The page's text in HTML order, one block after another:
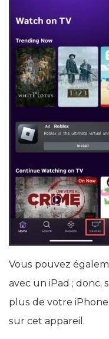
Vous pouvez
avec un iPad ; donc,
plus de votre
sur cet appareil.